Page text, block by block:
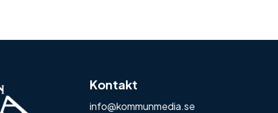
Kontakt
info@kommunmedia.se